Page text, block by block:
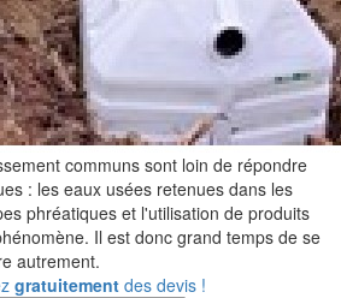
communs sont loin de répondre
: les eaux usées retenues dans les
phréatiques et l'utilisation de produits
Il est donc grand temps de se
autrement.
gratuitement des devis !